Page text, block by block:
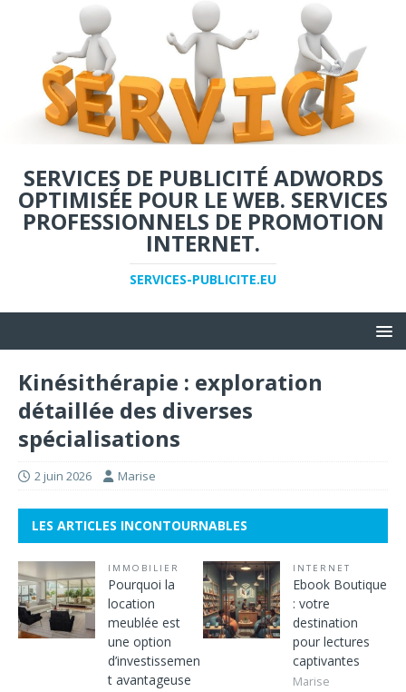
SERVICES DE PUBLICITÉ ADWORDS
OPTIMISÉE POUR LE WEB. SERVICES
PROFESSIONNELS DE PROMOTION
INTERNET.
SERVICES-PUBLICITE.EU
Kinésithérapie : exploration
détaillée des diverses
spécialisations
2 juin 2026 Marise
LES ARTICLES INCONTOURNABLES
IMMOBILIER
Pourquoi la
location
meublée est
une option
d’investissemen
t avantageuse
INTERNET
Ebook Boutique
: votre
destination
pour lectures
captivantes
Marise